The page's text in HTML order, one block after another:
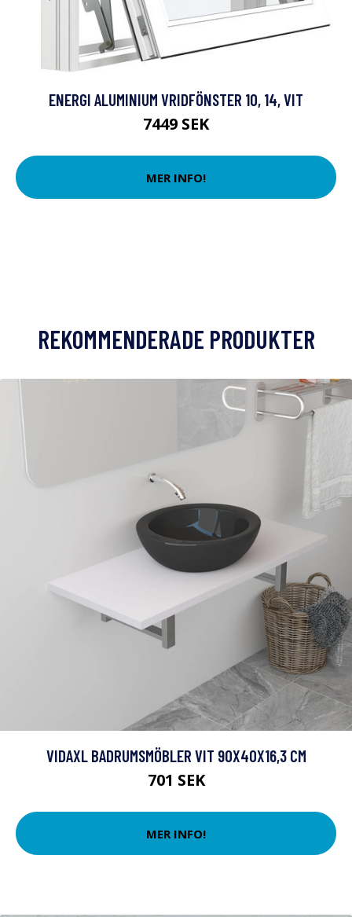
ENERGI ALUMINIUM VRIDFÖNSTER 10, 14, VIT
7449 SEK
MER INFO!
REKOMMENDERADE PRODUKTER
VIDAXL BADRUMSMÖBLER VIT 90X40X16,3 CM
701 SEK
MER INFO!